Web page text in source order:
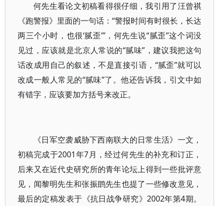
何先生看论文初稿看得很仔细，我引用了汪曾祺
《跑警报》里面的一句话：“警报时间有时很长，长达
两三个小时，也很‘腻歪’”，何先生说“腻歪”这个词没
见过，应该就是北京人常说的“腻味”，建议我把这句
话改成用自己的叙述，不是直接引语，“腻歪”就可以
改成一般人常见的“腻味”了。他还告诉我，引文中如
有错字，应该要加方括号来改正。
《日军空袭威胁下西南联大的日常生活》一文，
初稿完成于2001年7月，经过何先生的补充和订正，
后来又在近代史研究所的青年论坛上得到一些批评意
见，闻黎明先生和张振鹍先生也提了一些修改意见，
最后的定稿发表于《抗日战争研究》2002年第4期。